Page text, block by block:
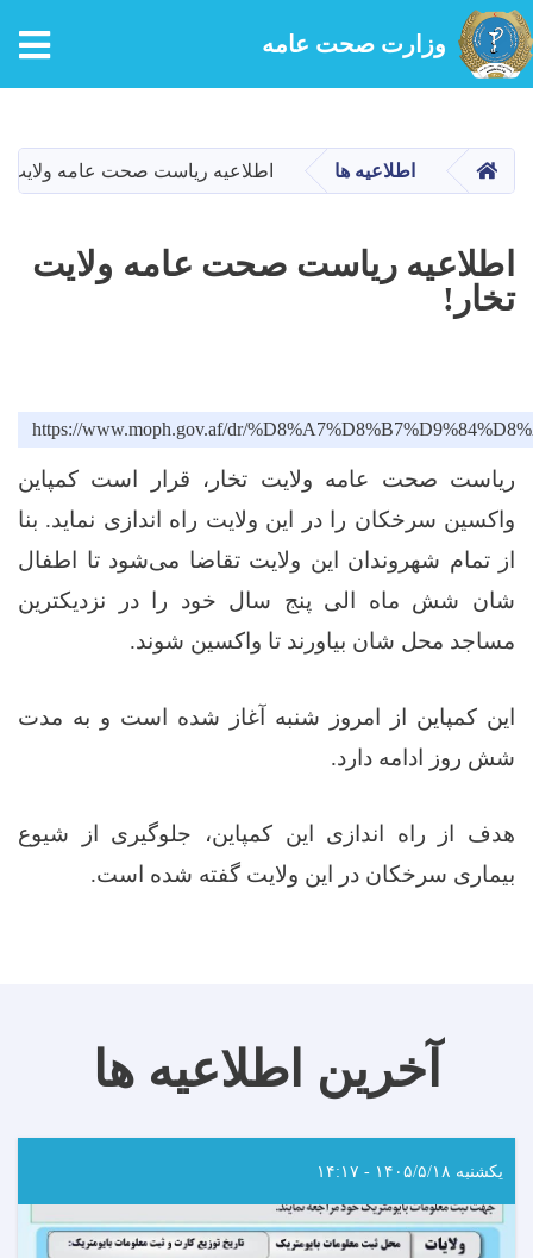
main
content
وزارت صحت عامه
HOME اطلاعیه ها اطلاعیه ریاست صحت عامه ولایت
اطلاعیه ریاست صحت عامه ولایت
تخار!
https://www.moph.gov.af/dr/
ریاست صحت عامه ولایت تخار، قرار است کمپاین
واکسین سرخکان را در این ولایت راه اندازی نماید. بنا
از تمام شهروندان این ولایت تقاضا می‌‌شود تا اطفال
شان شش ماه الی پنج سال خود را در نزدیکترین
مساجد محل شان بیاورند تا واکسین شوند.
این کمپاین از امروز شنبه آغاز شده است و به مدت
شش روز ادامه دارد.
هدف از راه اندازی این کمپاین، جلوگیری از شیوع
بیماری سرخکان در این ولایت گفته شده است.
آخرین اطلاعیه ها
یکشنبه ۱۴۰۵/۵/۱۸ - ۱۴:۱۷